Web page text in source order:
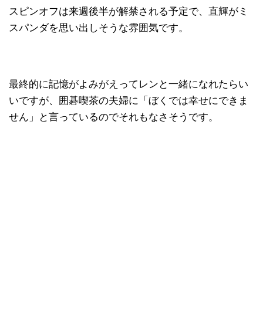
スピンオフは来週後半が解禁される予定で、直輝がミ
スパンダを思い出しそうな雰囲気です。
最終的に記憶がよみがえってレンと一緒になれたらい
いですが、囲碁喫茶の夫婦に「ぼくでは幸せにできま
せん」と言っているのでそれもなさそうです。